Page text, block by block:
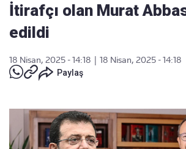
İtirafçı olan Murat
edildi
18 Nisan, 2025 - 14:18
18 Nisan, 2025 - 14:18
Paylaş